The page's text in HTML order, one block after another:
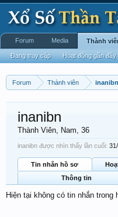
Forum Thành viên inanibn
inanibn
Thành Viên, Nam, 36
inanibn được nhìn thấy lần cuối:
Tin nhắn hồ sơ
Thông tin
Hiện tại không có tin nhắn trong
Forum Media Thành
Đang truy cập Hoạt động gần đây